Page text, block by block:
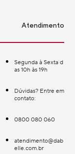
Atendimento
Segunda à Sexta d
as 10h às 19h
Dúvidas? Entre em
contato:
0800 080 060
atendimento@dab
elle.com.br